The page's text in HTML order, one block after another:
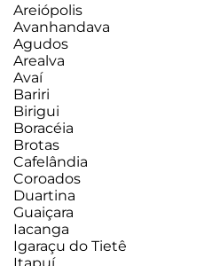
Areiópolis
Avanhandava
Agudos
Arealva
Avaí
Bariri
Birigui
Boracéia
Brotas
Cafelândia
Coroados
Duartina
Guaiçara
Iacanga
Igaraçu do Tietê